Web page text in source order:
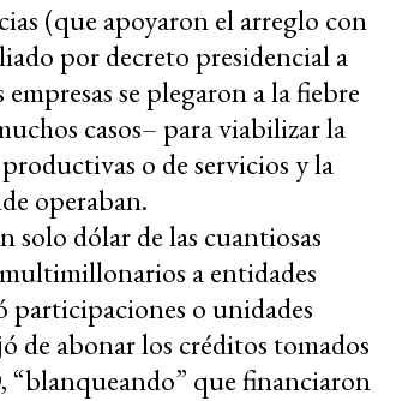
(que apoyaron el arreglo con
por decreto presidencial a
se plegaron a la fiebre
casos– para viabilizar la
o de servicios y la
operaban.
solo dólar de las cuantiosas
a entidades
participaciones o unidades
de abonar los créditos tomados
“blanqueando” que financiaron